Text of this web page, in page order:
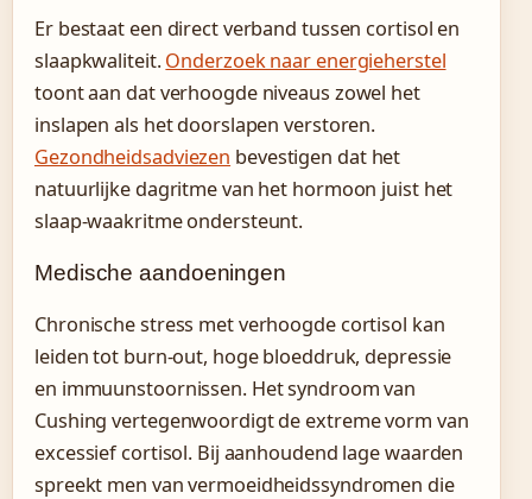
Er bestaat een direct verband tussen cortisol en
slaapkwaliteit.Onderzoek naar energieherstel
toont aan dat verhoogde niveaus zowel het
inslapen als het doorslapen verstoren.
Gezondheidsadviezen bevestigen dat het
natuurlijke dagritme van het hormoon juist het
slaap-waakritme ondersteunt.
Medische aandoeningen
Chronische stress met verhoogde cortisol kan
leiden tot burn-out, hoge bloeddruk, depressie
en immuunstoornissen. Het syndroom van
Cushing vertegenwoordigt de extreme vorm van
excessief cortisol. Bij aanhoudend lage waarden
spreekt men van vermoeidheidssyndromen die